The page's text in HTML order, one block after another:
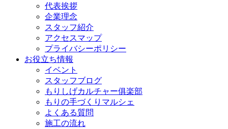
代表挨拶
企業理念
スタッフ紹介
アクセスマップ
プライバシーポリシー
お役立ち情報
イベント
スタッフブログ
もりしげカルチャー俱楽部
もりの手づくりマルシェ
よくある質問
施工の流れ